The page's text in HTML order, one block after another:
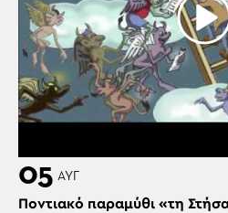
05 ΑΥΓ
Ποντιακό παραμύθι «τη